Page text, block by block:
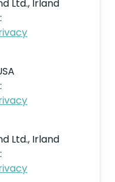
Ltd., Irland
Ltd., Irland